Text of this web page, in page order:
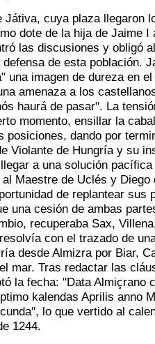
Játiva, cuya plaza llegaron
dote de la hija de Jaime I
las discusiones y obligó
de esta población.
una imagen de dureza en
amenaza a los
haurá de pasar". La
momento, ensillar la
posiciones, dando por
Violante de Hungría y su
a una solución
Maestre de Uclés y
de replantear sus
una cesión de ambas
recuperaba Sax,
con el trazado de
desde Almizra por Biar,
mar. Tras redactar las
la fecha: "Data Almiçrano
kalendas Aprilis anno
lo que vertido al
1244.